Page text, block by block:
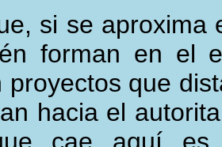
si se
forman en el
proyectos que
hacia el